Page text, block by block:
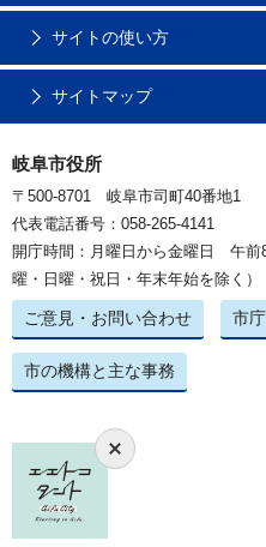
サイトの使い方
サイトマップ
岐阜市役所
〒500-8701 岐阜市司町40番地1
代表電話番号：058-265-4141
開庁時間：月曜日から金曜日 午前
曜・日曜・祝日・年末年始を除く）
ご意見・お問い合わせ 市
市の機構と主な事務